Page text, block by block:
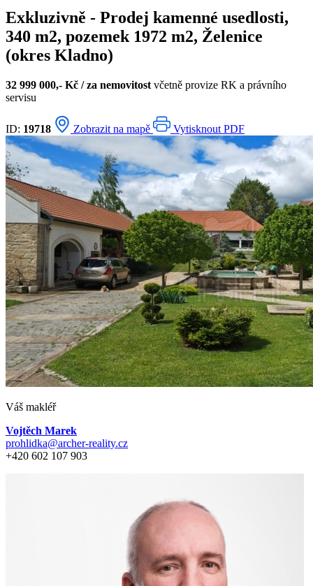
Exkluzivně - Prodej kamenné usedlosti,
340 m2, pozemek 1972 m2, Želenice
(okres Kladno)
32 999 000,- Kč / za nemovitost včetně provize RK a právního
servisu
ID: 19718 Zobrazit na mapě Vytisknout PDF
Váš makléř
Vojtěch Marek
prohlidka@archer-reality.cz
+420 602 107 903